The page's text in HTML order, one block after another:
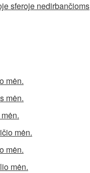
sferoje nedirbančioms
mėn.
mėn.
mėn.
mėn.
mėn.